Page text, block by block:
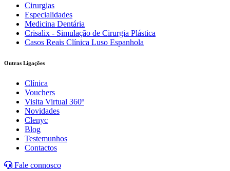
Cirurgias
Especialidades
Medicina Dentária
Crisalix - Simulação de Cirurgia Plástica
Casos Reais Clínica Luso Espanhola
Outras Ligações
Clínica
Vouchers
Visita Virtual 360º
Novidades
Clenyc
Blog
Testemunhos
Contactos
Fale connosco